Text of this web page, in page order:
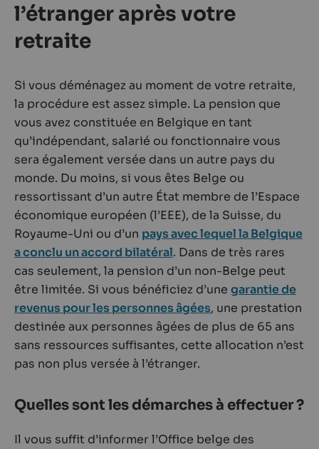
l’étranger après votre
retraite
Si vous déménagez au moment de votre retraite,
la procédure est assez simple. La pension que
vous avez constituée en Belgique en tant
qu’indépendant, salarié ou fonctionnaire vous
sera également versée dans un autre pays du
monde. Du moins, si vous êtes Belge ou
ressortissant d’un autre État membre de l’Espace
économique européen (l’EEE), de la Suisse, du
Royaume-Uni ou d’un pays avec lequel la Belgique
a conclu un accord bilatéral. Dans de très rares
cas seulement, la pension d’un non-Belge peut
être limitée. Si vous bénéficiez d’une garantie de
revenus pour les personnes âgées, une prestation
destinée aux personnes âgées de plus de 65 ans
sans ressources suffisantes, cette allocation n’est
pas non plus versée à l’étranger.
Quelles sont les démarches à effectuer ?
Il vous suffit d’informer l’Office belge des